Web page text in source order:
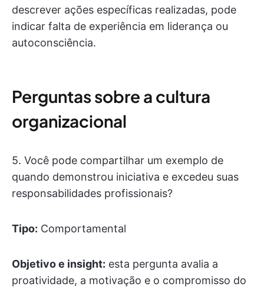
descrever ações específicas realizadas, pode
indicar falta de experiência em liderança ou
autoconsciência.
Perguntas sobre a cultura
organizacional
5. Você pode compartilhar um exemplo de
quando demonstrou iniciativa e excedeu suas
responsabilidades profissionais?
Tipo: Comportamental
Objetivo e insight: esta pergunta avalia a
proatividade, a motivação e o compromisso do